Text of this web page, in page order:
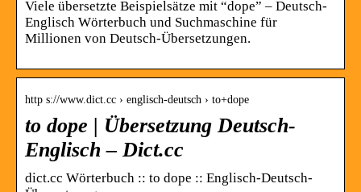
Viele übersetzte Beispielsätze mit “dope” – Deutsch-
Englisch Wörterbuch und Suchmaschine für
Millionen von Deutsch-Übersetzungen.
http s://www.dict.cc › englisch-deutsch › to+dope
to dope | Übersetzung Deutsch-
Englisch – Dict.cc
dict.cc Wörterbuch :: to dope :: Englisch-Deutsch-